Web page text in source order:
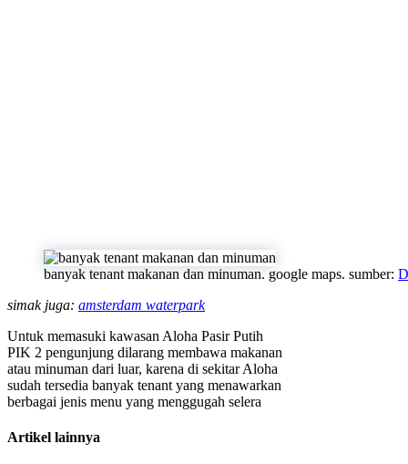
banyak tenant makanan dan minuman. google maps. sumber:
simak juga: amsterdam waterpark
Untuk memasuki kawasan Aloha Pasir Putih
PIK 2 pengunjung dilarang membawa makanan
atau minuman dari luar, karena di sekitar Aloha
sudah tersedia banyak tenant yang menawarkan
berbagai jenis menu yang menggugah selera
Artikel lainnya